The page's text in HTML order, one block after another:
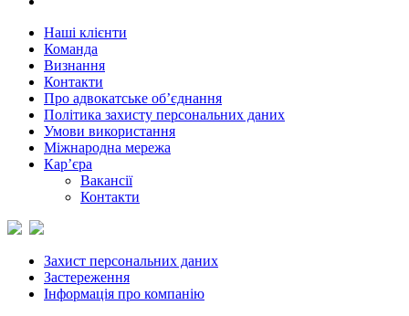
Наші клієнти
Команда
Визнання
Контакти
Про адвокатське об’єднання
Політика захисту персональних даних
Умови використання
Міжнародна мережа
Кар’єра
Вакансії
Контакти
Захист персональних даних
Застереження
Інформація про компанію